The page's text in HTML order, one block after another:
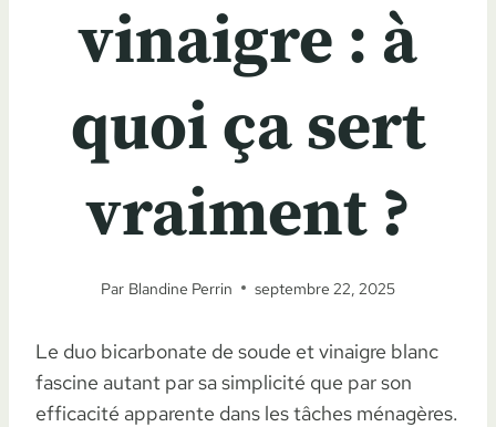
vinaigre : à
quoi ça sert
vraiment ?
Par Blandine Perrin septembre 22, 2025
Le duo bicarbonate de soude et vinaigre blanc
fascine autant par sa simplicité que par son
efficacité apparente dans les tâches ménagères.